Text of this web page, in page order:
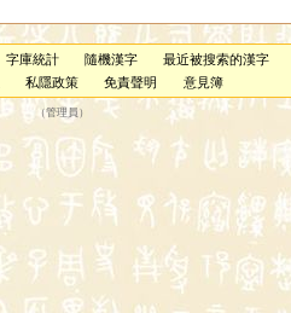
字庫統計 隨機漢字
最近被搜索的漢字
私隱政策 免責聲明 意見簿
（管理員 ）